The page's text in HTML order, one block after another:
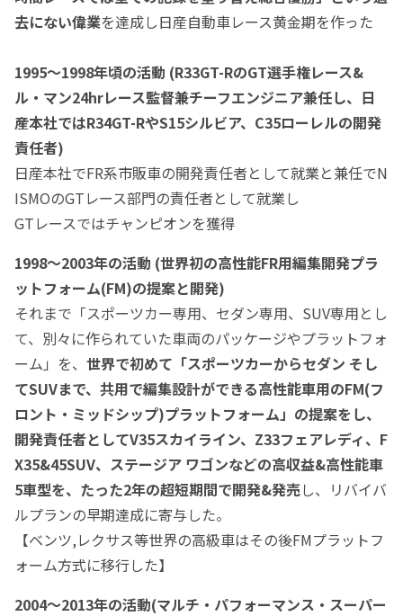
去にない偉業を達成し日産自動車レース黄金期を作った
1995～1998年頃の活動 (R33GT-RのGT選手権レース&
ル・マン24hrレース監督兼チーフエンジニア兼任し、日
産本社ではR34GT-RやS15シルビア、C35ローレルの開発
責任者)
日産本社でFR系市販車の開発責任者として就業と兼任でN
ISMOのGTレース部門の責任者として就業し
GTレースではチャンピオンを獲得
1998～2003年の活動 (世界初の高性能FR用編集開発プラ
ットフォーム(FM)の提案と開発)
それまで「スポーツカー専用、セダン専用、SUV専用とし
て、別々に作られていた車両のパッケージやプラットフォ
ーム」を、 世界で初めて「スポーツカーからセダン そし
てSUVまで、共用で編集設計ができる高性能車用のFM(フ
ロント・ミッドシップ)プラットフォーム」 の提案をし、
開発責任者としてV35スカイライン、Z33フェアレディ、 F
X35&45SUV、 ステージア ワゴンなどの高収益&高性能車
5車型を、たった2年の超短期間で開発&発売し、リバイバ
ルプランの早期達成に寄与した。
【ベンツ,レクサス等世界の高級車はその後FMプラットフ
ォーム方式に移行した】
2004～2013年の活動(マルチ・パフォーマンス・スーパー